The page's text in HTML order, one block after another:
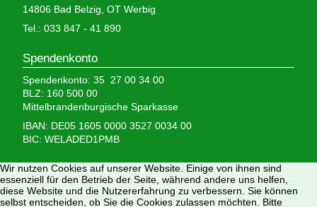
14806 Bad Belzig, OT Werbig
Tel.: 033 847 - 41 890
Spendenkonto
Spendenkonto: 35 27 00 34 00
BLZ: 160 500 00
Mittelbrandenburgische Sparkasse
IBAN: DE05 1605 0000 3527 0034 00
BIC: WELADED1PMB
Wir brauchen Ihre Hilfe,
denn wir erhalten keinerlei staatliche Hilfe, sondern
finanzieren das Tierheim aus Spenden und Erbschaften.
Wir nutzen Cookies auf unserer Website. Einige von ihnen sind
essenziell für den Betrieb der Seite, während andere uns helfen,
diese Website und die Nutzererfahrung zu verbessern. Sie können
selbst entscheiden, ob Sie die Cookies zulassen möchten. Bitte